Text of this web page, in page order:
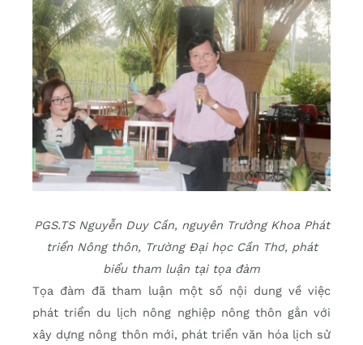
PGS.TS Nguyễn Duy Cần, nguyên Trưởng Khoa Phát
triển Nông thôn, Trường Đại học Cần Thơ, phát
biểu tham luận tại tọa đàm
Tọa đàm đã tham luận một số nội dung về việc
phát triển du lịch nông nghiệp nông thôn gắn với
xây dựng nông thôn mới, phát triển văn hóa lịch sử